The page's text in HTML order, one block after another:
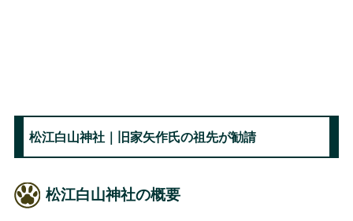
松江白山神社｜旧家矢作氏の祖先が勧請
松江白山神社の概要